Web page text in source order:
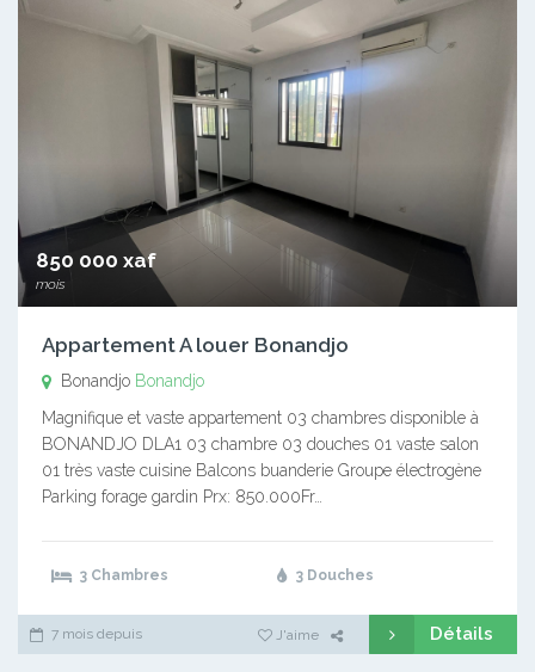
850 000 xaf
mois
Appartement A louer Bonandjo
Bonandjo Bonandjo
Magnifique et vaste appartement 03 chambres disponible à
BONANDJO DLA1 03 chambre 03 douches 01 vaste salon
01 très vaste cuisine Balcons buanderie Groupe électrogène
Parking forage gardin Prx: 850.000Fr…
3 Chambres 3 Douches
7 mois depuis J'aime Détails